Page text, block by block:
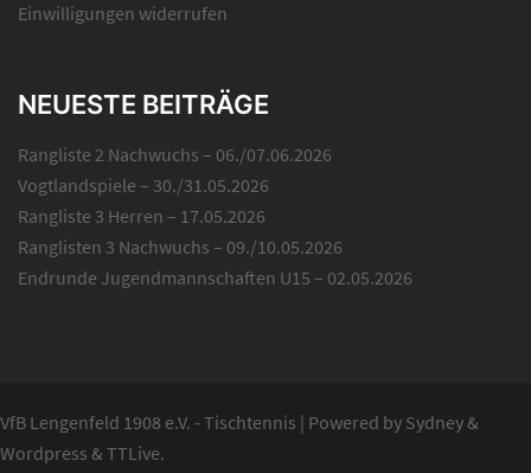
Einwilligungen widerrufen
NEUESTE BEITRÄGE
Rangliste 2 Nachwuchs – 06./07.06.2026
Vogtlandspiele – 30./31.05.2026
Rangliste 3 Herren – 17.05.2026
Ranglisten 3 Nachwuchs – 09./10.05.2026
Endrunde Jugendmannschaften U15 – 02.05.2026
VfB Lengenfeld 1908 e.V. - Tischtennis | Powered by Sydney&
Wordpress & TTLive.